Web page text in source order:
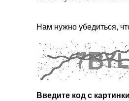
Нам нужно убедиться,
Введите код с